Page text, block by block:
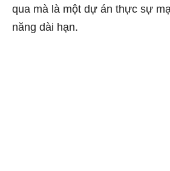
qua mà là một dự án thực sự
năng dài hạn.